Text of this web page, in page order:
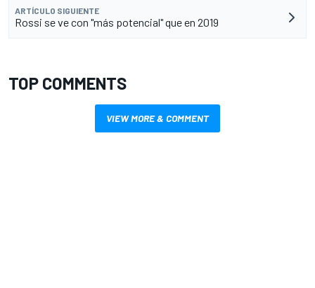
ARTÍCULO SIGUIENTE
Rossi se ve con "más potencial" que en 2019
TOP COMMENTS
VIEW MORE & COMMENT